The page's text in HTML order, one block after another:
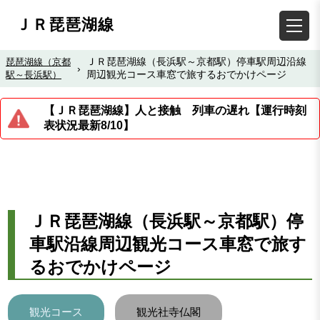
ＪＲ琵琶湖線
琵琶湖線（京都
駅～長浜駅）
›
ＪＲ琵琶湖線（長浜駅～京都駅）停車駅周辺沿線
周辺観光コース車窓で旅するおでかけページ
【ＪＲ琵琶湖線】人と接触 列車の遅れ【運行時刻
表状況最新8/10】
ＪＲ琵琶湖線（長浜駅～京都駅）停
車駅沿線周辺観光コース車窓で旅す
るおでかけページ
観光コース 観光社寺仏閣